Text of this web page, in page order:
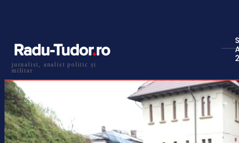
jurnalist, analist politic și
militar